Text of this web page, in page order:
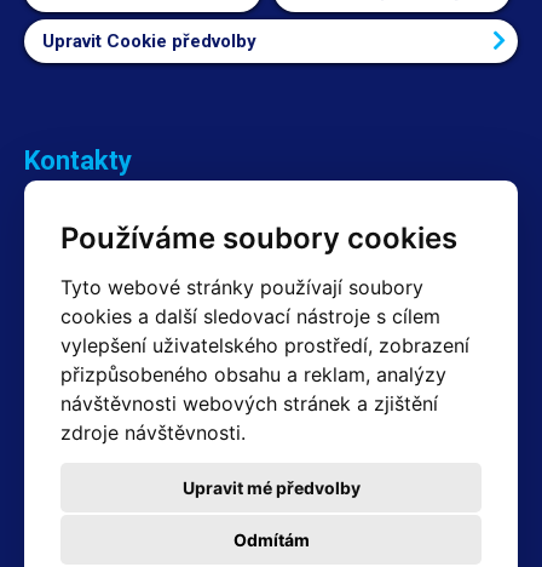
Používáme soubory cookies
Tyto webové stránky používají soubory
cookies a další sledovací nástroje s cílem
vylepšení uživatelského prostředí, zobrazení
přizpůsobeného obsahu a reklam, analýzy
návštěvnosti webových stránek a zjištění
zdroje návštěvnosti.
Odmítám
Upravit mé předvolby
Upravit Cookie předvolby
Kontakty
+420 603 357 606 +420 605 234 204
Fakturační a expediční oddělení
+420 605 259 759 (Po–Pá: 7:30 – 15:00)
Technické oddělení
+420 603 355 085 (Po–Pá: 8:00 – 16:00)
servis@hotair.cz
Platba jen v hotovosti